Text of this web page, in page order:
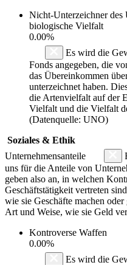
Nicht-Unterzeichner des
biologische Vielfalt
0.00%
Es wird die
Fonds angegeben, die
das Übereinkommen
unterzeichnet haben.
die Artenvielfalt auf der
Vielfalt und die Vielfalt
(Datenquelle: UNO)
Soziales & Ethik
Unternehmensanteile
uns für die Anteile von
geben also an, in welchen
Geschäftstätigkeit vertreten
wie sie Geschäfte machen
Art und Weise, wie sie Geld
Kontroverse Waffen
0.00%
Es wird die